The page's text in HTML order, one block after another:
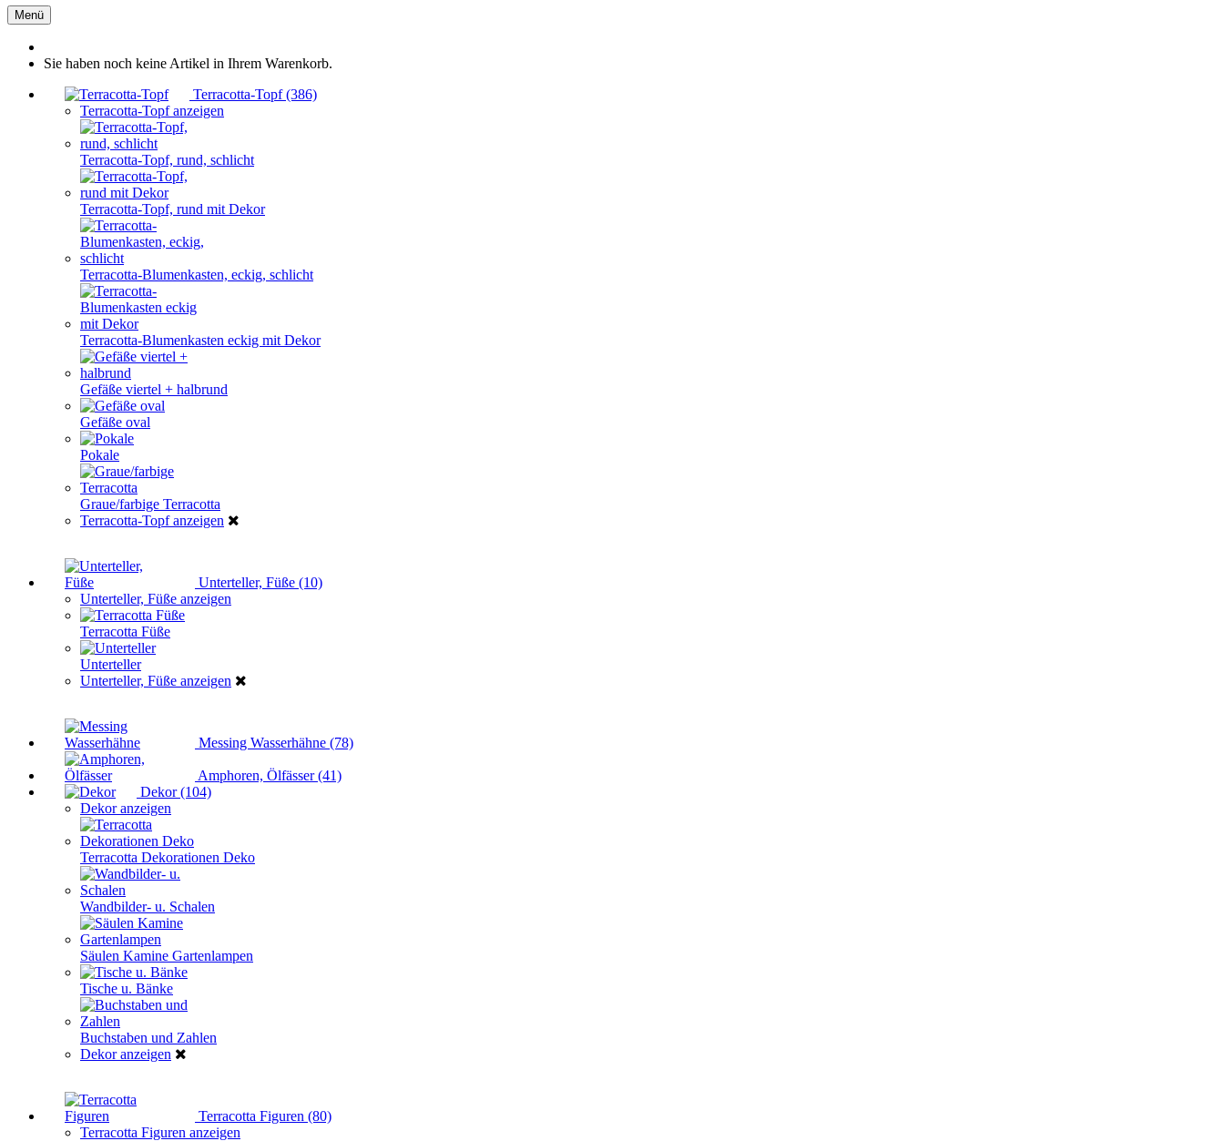
Menü
Sie haben noch keine Artikel in Ihrem Warenkorb.
Terracotta-Topf (386)
Terracotta-Topf anzeigen
Terracotta-Topf, rund, schlicht
Terracotta-Topf, rund mit Dekor
Terracotta-Blumenkasten, eckig, schlicht
Terracotta-Blumenkasten eckig mit Dekor
Gefäße viertel + halbrund
Gefäße oval
Pokale
Graue/farbige Terracotta
Terracotta-Topf anzeigen
Unterteller, Füße (10)
Unterteller, Füße anzeigen
Terracotta Füße
Unterteller
Unterteller, Füße anzeigen
Messing Wasserhähne (78)
Amphoren, Ölfässer (41)
Dekor (104)
Dekor anzeigen
Terracotta Dekorationen Deko
Wandbilder- u. Schalen
Säulen Kamine Gartenlampen
Tische u. Bänke
Buchstaben und Zahlen
Dekor anzeigen
Terracotta Figuren (80)
Terracotta Figuren anzeigen